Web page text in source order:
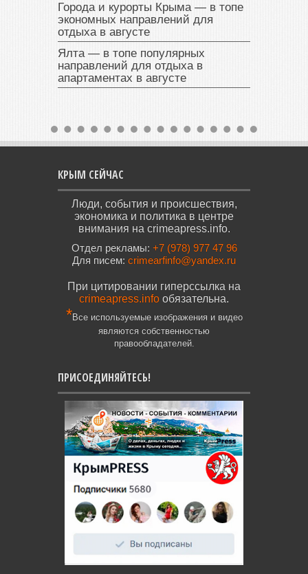
Города и курорты Крыма — в топе
экономных направлений для
отдыха в августе
Ялта — в топе популярных
направлений для отдыха в
апартаментах в августе
КРЫМ СЕЙЧАС
Люди, события и происшествия,
экономика и политика в центре
внимания на crimeapress.info.
Отдел рекламы: +7 (978) 977 47 96
Для писем: crimearfinfo@yandex.ru
При цитировании гиперссылка на
crimeapress.info обязательна.
*Все используемые изображения и видео
являются собственностью
правообладателей.
ПРИСОЕДИНЯЙТЕСЬ!